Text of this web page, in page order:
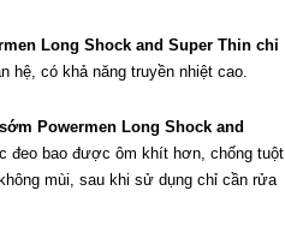
Long Shock and Super Thin chỉ
hệ, có khả năng truyền nhiệt cao.
Powermen Long Shock and
đeo bao được ôm khít hơn, chống tuột
mùi, sau khi sử dụng chỉ cần rửa